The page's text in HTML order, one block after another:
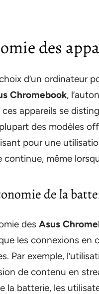
des
d’un ordinateur
Chromebook,
appareils se
des modèles
pour une
même
de la
des Asus
les connexions
Par exemple,
de contenu en
la batterie, les